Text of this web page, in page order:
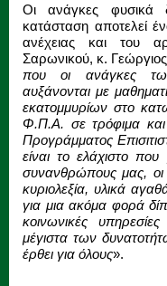
Οι ανάγκες φυσικά
κατάσταση αποτελεί
ανέχειας και του
Σαρωνικού, κ.
που οι ανάγκες
αυξάνονται με
εκατομμυρίων στο
Φ.Π.Α. σε τρόφιμα
Προγράμματος
είναι το ελάχιστο
συνανθρώπους μας, οι
κυριολεξία, υλικά
για μια ακόμα φορά
κοινωνικές
μέγιστα των
έρθει για όλους».